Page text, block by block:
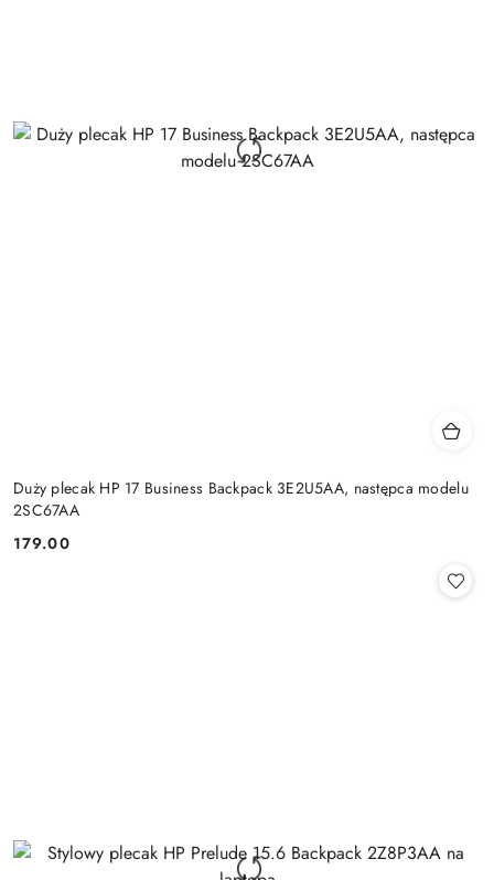
Duży plecak HP 17 Business Backpack 3E2U5AA, następca modelu
2SC67AA
Cena:
179.00